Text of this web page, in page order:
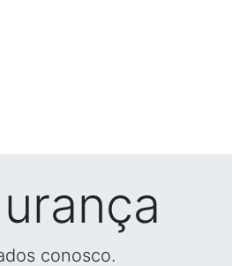
conosco.